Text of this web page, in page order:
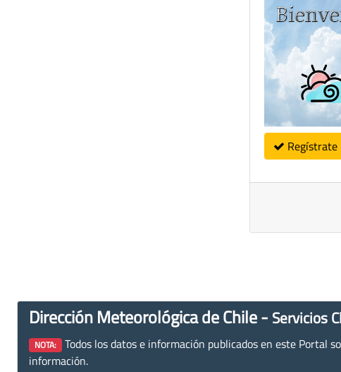
Regístrate
Dirección Meteorológica de Chile - Servicios
NOTA: Todos los datos e información publicados en este Portal
información.